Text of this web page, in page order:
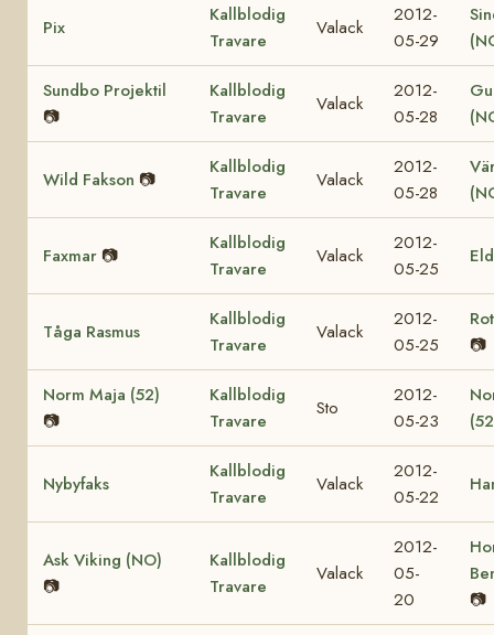
Pix
Kallblodig
Travare
Valack
2012-
05-29
Sundbo Projektil
📷
Kallblodig
Travare
Valack
2012-
05-28
Wild Fakson 📷
Kallblodig
Travare
Valack
2012-
05-28
Faxmar 📷
Kallblodig
Travare
Valack
2012-
05-25
Tåga Rasmus
Kallblodig
Travare
Valack
2012-
05-25
📷
Norm Maja (52)
📷
Kallblodig
Travare
Sto
2012-
05-23
Nybyfaks
Kallblodig
Travare
Valack
2012-
05-22
Ask Viking (NO)
📷
Kallblodig
Travare
Valack
2012-
05-
20
📷